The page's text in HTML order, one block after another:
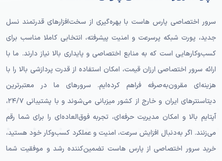
سرور اختصاصی پارس هاست با بهره‌گیری از سخت‌افزارهای قدرتمند نسل
جدید، پورت شبکه پرسرعت و امنیت پیشرفته، انتخابی کاملا مناسب برای
کسب‌وکارهایی است که به منابع اختصاصی و پایداری بالا نیاز دارند. ما با
ارائه سرور اختصاصی ارزان قیمت، امکان استفاده از قدرت پردازشی بالا را با
هزینه‌ای مقرون‌به‌صرفه فراهم کرده‌ایم. سرورهای ما در معتبرترین
دیتاسنترهای ایران و خارج از کشور میزبانی می‌شوند و با پشتیبانی ۲۴/۷،
آپتایم بالا و امکان مدیریت حرفه‌ای، تجربه فوق‌العاده‌ای را برای شما رقم
می‌زنند. اگر به‌دنبال افزایش سرعت، امنیت و عملکرد کسب‌وکار خود هستید،
خرید سرور اختصاصی از پارس هاست تضمین‌کننده رشد و موفقیت شما